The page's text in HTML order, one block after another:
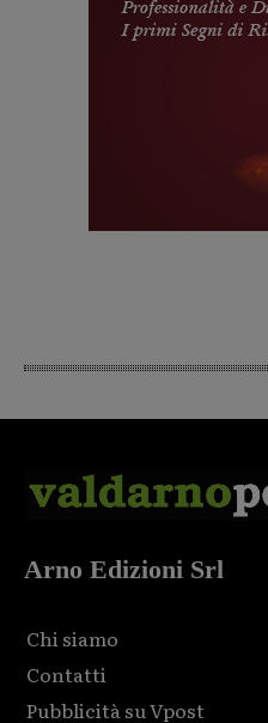
Arno Edizioni Srl
Chi siamo
Contatti
Pubblicità su Vpost